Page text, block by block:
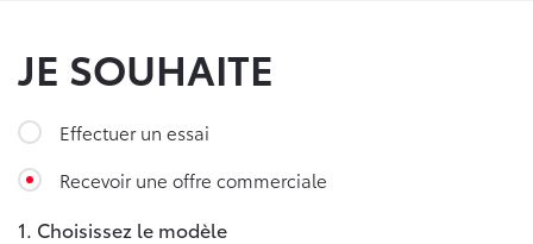
JE SOUHAITE
Effectuer un essai
Recevoir une offre commerciale
1. Choisissez le modèle